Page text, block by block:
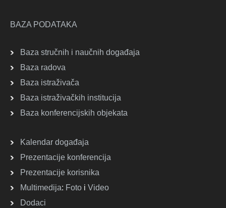
BAZA PODATAKA
Baza stručnih i naučnih događaja
Baza radova
Baza istraživača
Baza istraživačkih institucija
Baza konferencijskih objekata
Kalendar događaja
Prezentacije konferencija
Prezentacije korisnika
Multimedija: Foto i Video
Dodaci